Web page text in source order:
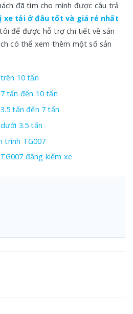
đã tìm cho mình được câu trả
xe tải ở đâu tốt và giá rẻ nhất
để được hỗ trợ chi tiết về sản
có thể xem thêm một số sản
10 tấn
tấn đến 10 tấn
tấn đến 7 tấn
3.5 tấn
trình TG007
đăng kiểm xe